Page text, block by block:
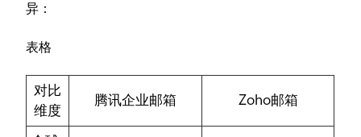
异：
表格
对比
维度
腾讯企业邮箱 Zoho邮箱